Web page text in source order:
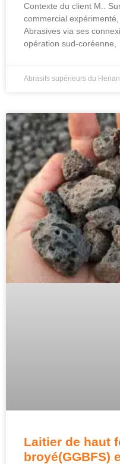
Contexte du client M..
commercial
Abrasives via ses
opération sud-coréenne,
Abrasifs supérieurs du Henan
Laitier de haut
broyé(GGBFS)